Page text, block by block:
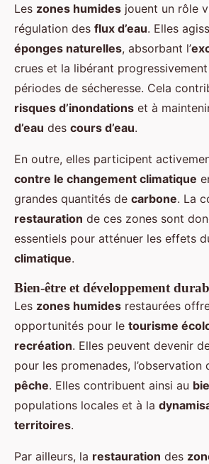
Les zones humides jouent un rôle
régulation des flux d’eau. Elles
éponges naturelles, absorbant l’
crues et la libérant
périodes de sécheresse. Cela
risques d’inondations et à
d’eau des cours d’eau.
En outre, elles participent
contre le changement climatique
grandes quantités de carbone. La
restauration de ces zones sont
essentiels pour atténuer les effets
climatique.
Bien-être et développement
Les zones humides restaurées
opportunités pour le tourisme
recréation. Elles peuvent devenir
pour les promenades, l’observation
pêche. Elles contribuent ainsi au
populations locales et à la
territoires.
Par ailleurs, la restauration des